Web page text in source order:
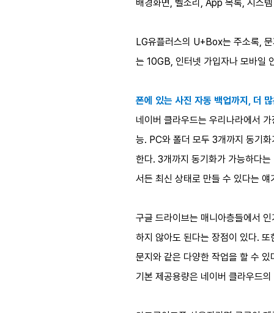
배경화면, 벨소리, App 목록, 시스
LG유플러스의 U+Box는 주소록,
는 10GB, 인터넷 가입자나 모바일
폰에 있는 사진 자동 백업까지, 더
네이버 클라우드는 우리나라에서
능. PC와 폴더 모두 3개까지 동기
한다. 3개까지 동기화가 가능하다
서든 최신 상태로 만들 수 있다는 얘
구글 드라이브는 매니아층들에서
하지 않아도 된다는 장점이 있다.
문지와 같은 다양한 작업을 할 수
기본 제공용량은 네이버 클라우드